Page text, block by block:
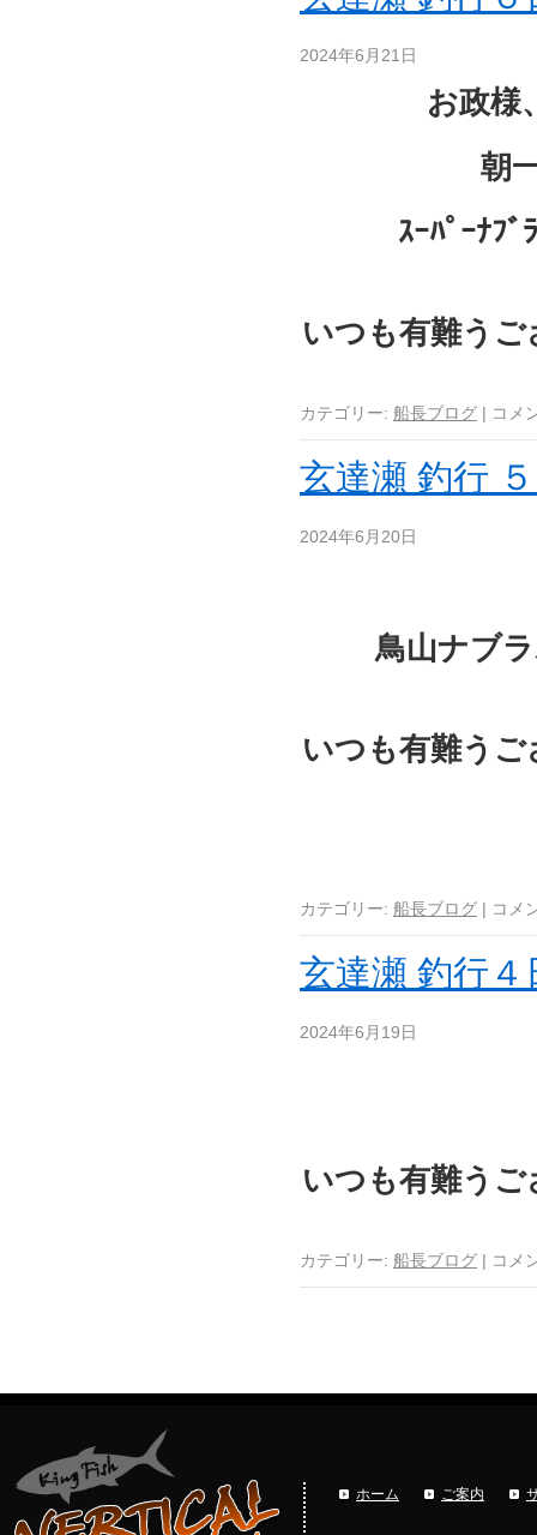
2024年6月21日
お政様
朝
ｽｰﾊﾟｰﾅﾌ
いつも有難う
カテゴリー: 船長ブログ | コメ
玄達瀬 釣行
2024年6月20日
鳥山ナブ
いつも有難う
カテゴリー: 船長ブログ | コメ
玄達瀬 釣行４
2024年6月19日
いつも有難う
カテゴリー: 船長ブログ | コメ
ホーム ご案内